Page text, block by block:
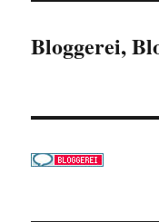
Bloggerei,